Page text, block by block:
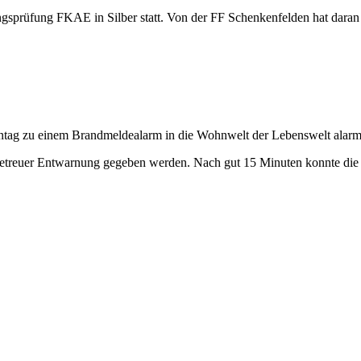
FKAE in Silber statt. Von der FF Schenkenfelden hat
zu einem Brandmeldealarm in die Wohnwelt der Lebenswelt
Entwarnung gegeben werden. Nach gut 15 Minuten konnte